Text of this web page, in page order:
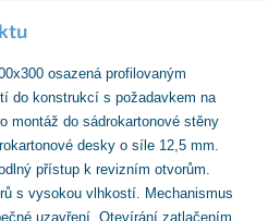
osazená profilovaným
do konstrukcí s požadavkem na
montáž do sádrokartonové stěny
desky o síle 12,5 mm.
přístup k revizním otvorům.
s vysokou vlhkostí. Mechanismus
uzavření. Otevírání zatlačením